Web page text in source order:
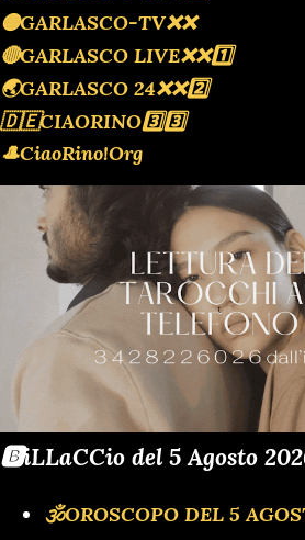
🟡GARLASCO-TV❌️❌️
🔴GARLASCO LIVE❌️❌️1️⃣
🌏GARLASCO 24❌️❌️2️⃣
🇩🇪CIAORINO3️⃣3️⃣
🎩CiaoRino!Org
🅱️iLLaCCio del 5 Agosto
🕉OROSCOPO DEL 5